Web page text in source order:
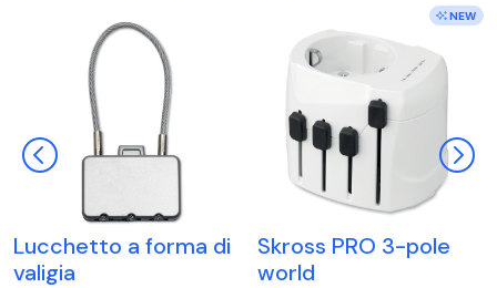
Lucchetto a forma di
valigia
NEW
Skross PRO 3-pole
world